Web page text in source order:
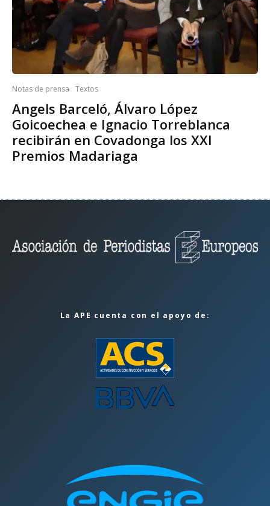
Notas de prensa Textos
Angels Barceló, Álvaro López
Goicoechea e Ignacio Torreblanca
recibirán en Covadonga los XXI
Premios Madariaga
La APE cuenta con el apoyo de: